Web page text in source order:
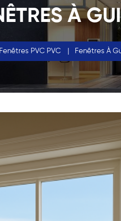
À
Fenêtres PVC PVC | Fenêtres À